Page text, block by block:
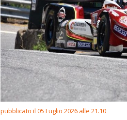
pubblicato il 05 Luglio 2026 alle 21.10